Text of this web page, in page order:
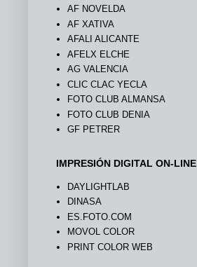
AF NOVELDA
AF XATIVA
AFALI ALICANTE
AFELX ELCHE
AG VALENCIA
CLIC CLAC YECLA
FOTO CLUB ALMANSA
FOTO CLUB DENIA
GF PETRER
IMPRESIÓN DIGITAL ON-LINE
DAYLIGHTLAB
DINASA
ES.FOTO.COM
MOVOL COLOR
PRINT COLOR WEB